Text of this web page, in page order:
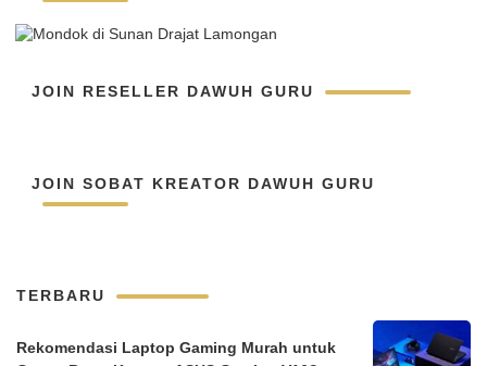
JOIN RESELLER DAWUH GURU
JOIN SOBAT KREATOR DAWUH GURU
TERBARU
Rekomendasi Laptop Gaming Murah untuk